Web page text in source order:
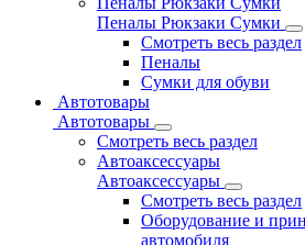
Пеналы Рюкзаки Сумки
Смотреть весь раздел
Пеналы
Сумки для обуви
Автотовары
Автотовары
Смотреть весь раздел
Автоаксессуары
Автоаксессуары
Смотреть весь раздел
Оборудование и
автомобиля